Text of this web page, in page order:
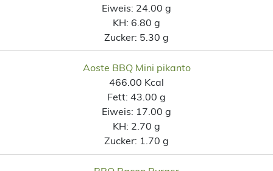
Eiweis: 24.00 g
KH: 6.80 g
Zucker: 5.30 g
Aoste BBQ Mini pikanto
466.00 Kcal
Fett: 43.00 g
Eiweis: 17.00 g
KH: 2.70 g
Zucker: 1.70 g